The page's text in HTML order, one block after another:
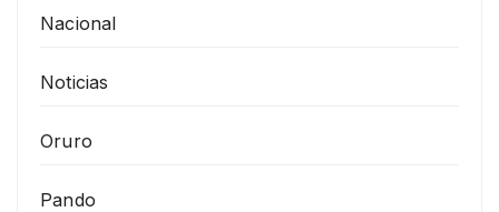
Nacional
Noticias
Oruro
Pando